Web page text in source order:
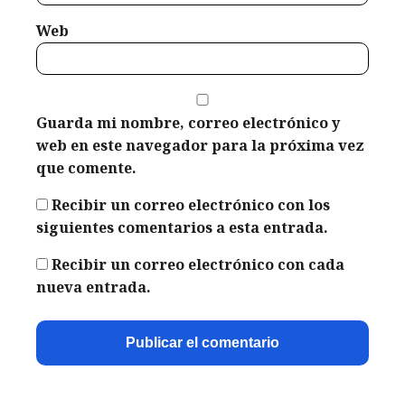
Web
Guarda mi nombre, correo electrónico y
web en este navegador para la próxima vez
que comente.
Recibir un correo electrónico con los
siguientes comentarios a esta entrada.
Recibir un correo electrónico con cada
nueva entrada.